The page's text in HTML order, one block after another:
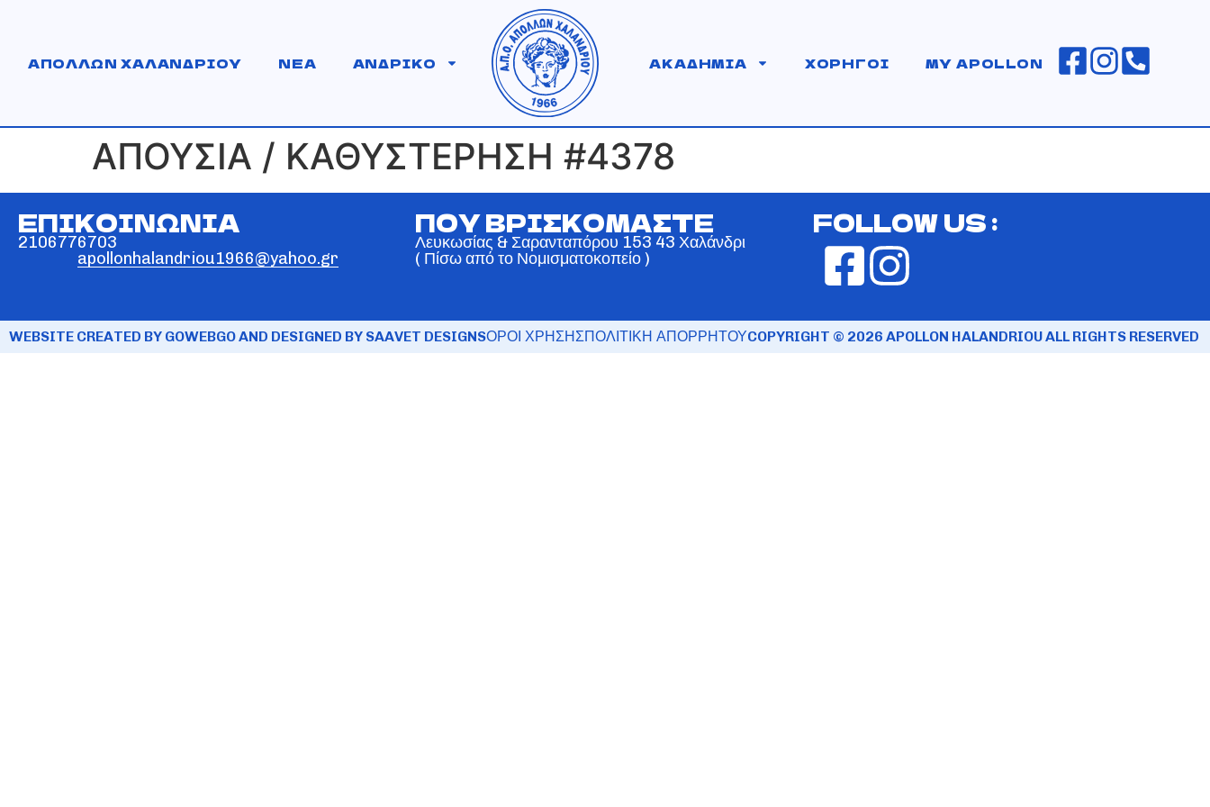
ΑΠΟΛΛΩΝ ΧΑΛΑΝΔΡΙΟΥ ΝΕΑ ΑΝΔΡΙΚΟ ΑΚΑΔΗΜΙΑ ΧΟΡΗΓΟΙ MY APOLLON
ΑΠΟΥΣΙΑ / ΚΑΘΥΣΤΕΡΗΣΗ #4378
ΕΠΙΚΟΙΝΩΝΙΑ
2106776703
apollonhalandriou1966@yahoo.gr
ΠΟΥ ΒΡΙΣΚΟΜΑΣΤΕ
Λευκωσίας & Σαρανταπόρου 153 43 Χαλάνδρι
( Πίσω από το Νομισματοκοπείο )
FOLLOW US :
WEBSITE CREATED BY GOWEBGO AND DESIGNED BY SAAVET DESIGNSΟΡΟΙ ΧΡΗΣΗΣΠΟΛΙΤΙΚΗ ΑΠΟΡΡΗΤΟΥCOPYRIGHT © 2026 APOLLON HALANDRIOU ALL RIGHTS RESERVED